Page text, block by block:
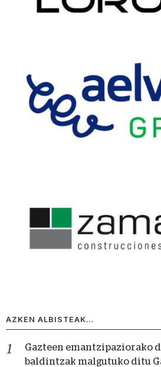
AZKEN ALBISTEAK…
Gazteen emantzipaziorako
baldintzak malgutuko ditu